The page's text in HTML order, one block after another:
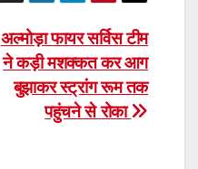
अल्मोड़ा फायर सर्विस टीम
ने कड़ी मशक्कत कर आग
बुझाकर स्ट्रांग रूम तक
पहुंचने से रोका